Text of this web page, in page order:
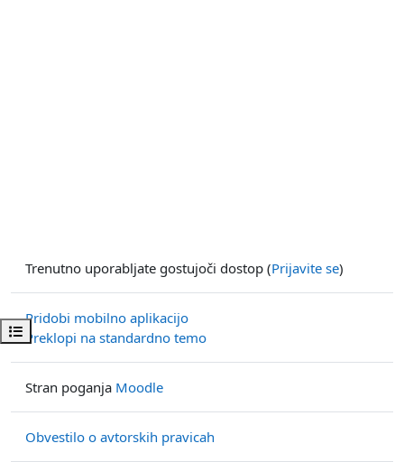
Odpri kazalo predmeta
Trenutno uporabljate gostujoči dostop (Prijavite se)
Pridobi mobilno aplikacijo
Preklopi na standardno temo
Stran poganja Moodle
Obvestilo o avtorskih pravicah